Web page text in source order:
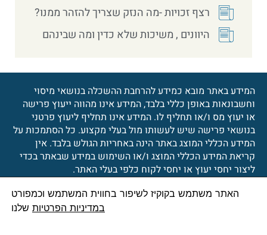
רצף זכויות -מה הנזק שצריך להזהר ממנו?
היוונים , משיכות שלא כדין ומה שבינהם
המידע באתר מובא כמידע להרחבת ההשכלה בנושאי מיסוי
וחשבונאות באופן כללי בלבד, המידע אינו מהווה ייעוץ פרישה
או יעוץ מס ו/או תחליף לו. המידע אינו תחליף ליעוץ פרטני
בנושאי פרישה שיש לעשותו מול בעלי מקצוע. כל הסתמכות על
המידע הכללי המוצג באתר הינה באחריות הגולש בלבד. אין
קריאת המידע הכללי המוצג ו/או השימוש במידע שבאתר בכדי
ליצור יחסי יעוץ או יחסי לקוח כלפי בעלי האתר.
© 2026 כל הזכויות שמורות
הצהרת נגישות
האתר משתמש בקוקיז לשיפור בחווית המשתמש וכמפורט
במדיניות הפרטיות שלנו